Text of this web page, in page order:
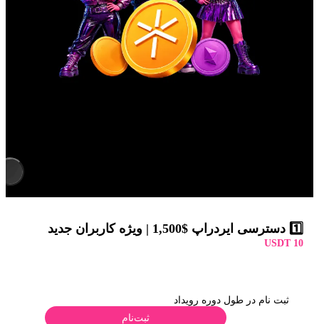
1️⃣ دسترسی ایردراپ $1,500 | ویژه کاربران جدید
10 USDT
ثبت نام در طول دوره رویداد
ثبت‌نام